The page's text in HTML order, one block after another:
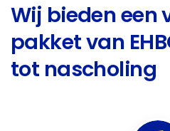
Wij biedeneen
pakketvan
tot nascholing